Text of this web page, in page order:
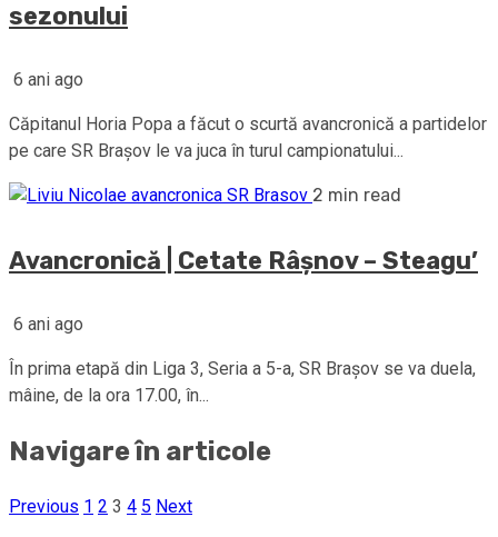
sezonului
6 ani ago
Căpitanul Horia Popa a făcut o scurtă avancronică a partidelor
pe care SR Braşov le va juca în turul campionatului...
2 min read
Avancronică | Cetate Râșnov – Steagu’
6 ani ago
În prima etapă din Liga 3, Seria a 5-a, SR Braşov se va duela,
mâine, de la ora 17.00, în...
Navigare în articole
Previous 1 2 3 4 5 Next